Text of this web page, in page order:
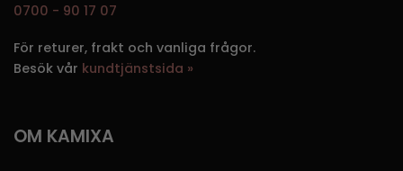
0700 - 90 17 07
För returer, frakt och vanliga frågor.
Besök vår kundtjänstsida »
OM KAMIXA